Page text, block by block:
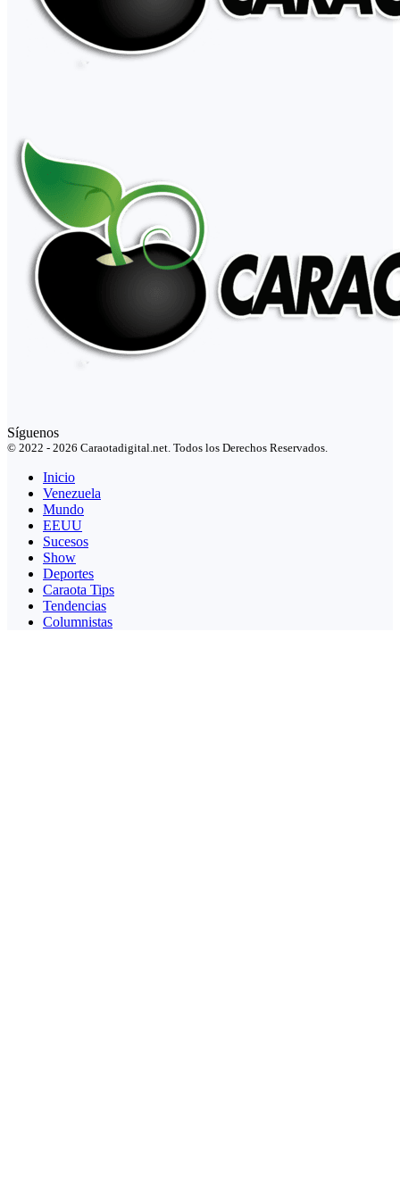
Síguenos
© 2022 - 2026 Caraotadigital.net. Todos los Derechos Reservados.
Inicio
Venezuela
Mundo
EEUU
Sucesos
Show
Deportes
Caraota Tips
Tendencias
Columnistas